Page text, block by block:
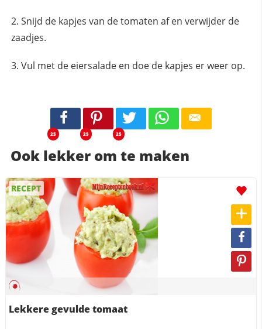
Snijd de kapjes van de tomaten af en verwijder de
zaadjes.
Vul met de eiersalade en doe de kapjes er weer op.
25 25 25
Ook lekker om te maken
RECEPT
Lekkere gevulde tomaat